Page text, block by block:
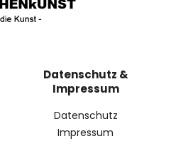
Datenschutz &
Impressum
Datenschutz
Impressum